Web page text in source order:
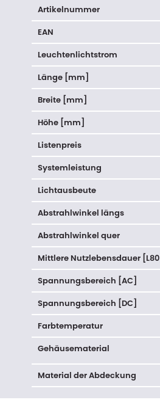
Artikelnummer
EAN
Leuchtenlichtstrom
Länge [mm]
Breite [mm]
Höhe [mm]
Listenpreis
Systemleistung
Lichtausbeute
Abstrahlwinkel längs
Abstrahlwinkel quer
Mittlere Nutzlebensdauer [L80]
Spannungsbereich [AC]
Spannungsbereich [DC]
Farbtemperatur
Gehäusematerial
Material der Abdeckung